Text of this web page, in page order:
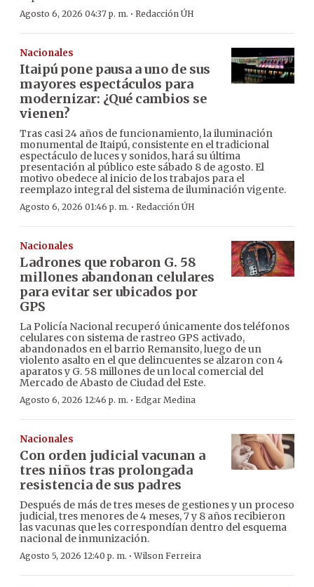
Agosto 6, 2026 04:37 p. m. · Redacción ÚH
Nacionales
Itaipú pone pausa a uno de sus
mayores espectáculos para
modernizar: ¿Qué cambios se
vienen?
Tras casi 24 años de funcionamiento, la iluminación
monumental de Itaipú, consistente en el tradicional
espectáculo de luces y sonidos, hará su última
presentación al público este sábado 8 de agosto. El
motivo obedece al inicio de los trabajos para el
reemplazo integral del sistema de iluminación vigente.
Agosto 6, 2026 01:46 p. m. · Redacción ÚH
Nacionales
Ladrones que robaron G. 58
millones abandonan celulares
para evitar ser ubicados por
GPS
La Policía Nacional recuperó únicamente dos teléfonos
celulares con sistema de rastreo GPS activado,
abandonados en el barrio Remansito, luego de un
violento asalto en el que delincuentes se alzaron con 4
aparatos y G. 58 millones de un local comercial del
Mercado de Abasto de Ciudad del Este.
Agosto 6, 2026 12:46 p. m. · Edgar Medina
Nacionales
Con orden judicial vacunan a
tres niños tras prolongada
resistencia de sus padres
Después de más de tres meses de gestiones y un proceso
judicial, tres menores de 4 meses, 7 y 8 años recibieron
las vacunas que les correspondían dentro del esquema
nacional de inmunización.
Agosto 5, 2026 12:40 p. m. ·Wilson Ferreira